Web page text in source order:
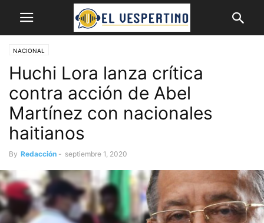
NACIONAL
Huchi Lora lanza crítica
contra acción de Abel
Martínez con nacionales
haitianos
By Redacción - septiembre 1, 2020